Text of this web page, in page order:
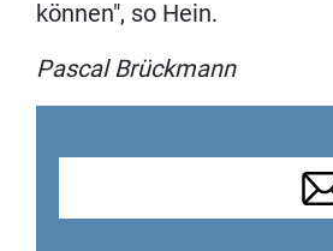
können", so Hein.
Pascal Brückmann